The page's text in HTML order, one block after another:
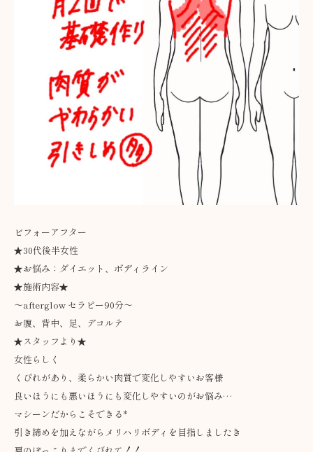
ビフォーアフター
★30代後半女性
★お悩み：ダイエット、ボディライン
★施術内容★
～afterglow セラピー90分～
お腹、背中、足、デコルテ
★スタッフより★
女性らしく
くびれがあり、柔らかい肉質で変化しやすいお客様
良いほうにも悪いほうにも変化しやすいのがお悩み…
マシーンだからこそできる*
引き締めを加えながらメリハリボディを目指しましたき